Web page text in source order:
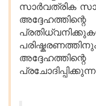
സാർവത്രിക